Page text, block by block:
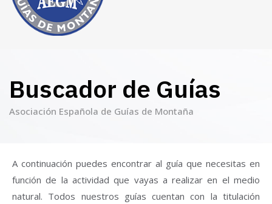
Buscador de Guías
Asociación Española de Guías de Montaña
A continuación puedes encontrar al guía que necesitas en
función de la actividad que vayas a realizar en el medio
natural. Todos nuestros guías cuentan con la titulación